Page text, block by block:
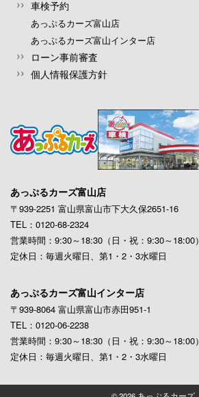
車検予約
あっぷるカーズ富山店
あっぷるカーズ富山インター店
ローン事前審査
個人情報保護方針
あっぷるカーズ富山店
〒939-2251 富山県富山市下大久保2651-16
TEL：0120-68-2324
営業時間：9:30～18:30（日・祝：9:30～18:00）
定休日：毎週火曜日、第1・2・3水曜日
あっぷるカーズ富山インター店
〒939-8064 富山県富山市赤田951-1
TEL：0120-06-2238
営業時間：9:30～18:30（日・祝：9:30～18:00）
定休日：毎週火曜日、第1・2・3水曜日